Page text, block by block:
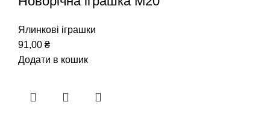
Ялинкові іграшки
91,00 ₴
Додати в кошик